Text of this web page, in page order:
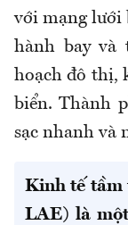
với mạng lưới
hành bay và
hoạch đô thị,
biển. Thành
sạc nhanh và
Kinh tế tầm
LAE) là